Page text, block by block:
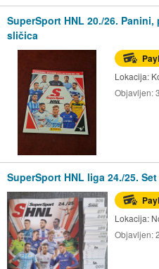
SuperSport HNL 20./26.
sličica
Lokacija:
Objavljen:
SuperSport HNL liga 24./25.
Lokacija:
Objavljen: